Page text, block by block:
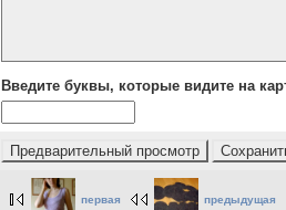
Введите буквы, которые видите на
первая предыдущая